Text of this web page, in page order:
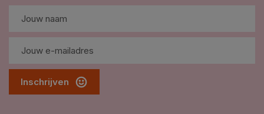
Inschrijven